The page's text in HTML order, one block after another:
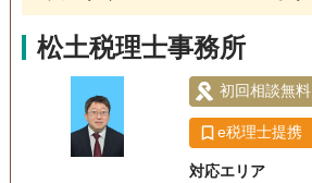
松土税理士事務所
初回相談無料
e税理士提携
対応エリア